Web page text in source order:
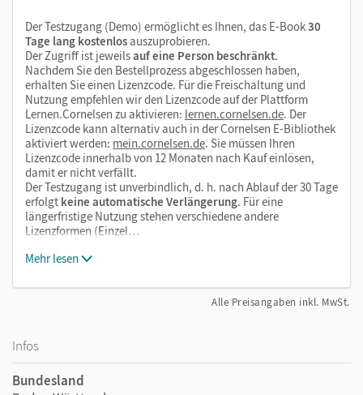
Der Testzugang (Demo) ermöglicht es Ihnen, das E-Book30
Tage lang kostenlosauszuprobieren.
Der Zugriff ist jeweilsauf eine Person beschränkt.
Nachdem Sie den Bestellprozess abgeschlossen haben,
erhalten Sie einen Lizenzcode. Für die Freischaltung und
Nutzung empfehlen wir den Lizenzcode auf der Plattform
Lernen.Cornelsen zu aktivieren: lernen.cornelsen.de. Der
Lizenzcode kann alternativ auch in der Cornelsen E-Bibliothek
aktiviert werden: mein.cornelsen.de. Sie müssen Ihren
Lizenzcode innerhalb von 12 Monaten nach Kauf einlösen,
damit er nicht verfällt.
Der Testzugang ist unverbindlich, d. h. nach Ablauf der 30 Tage
erfolgt keine automatische Verlängerung. Für eine
längerfristige Nutzung stehen verschiedene andere
Lizenzformen (Einzel…
Mehr lesen
Alle Preisangaben inkl. MwSt.
Infos
Bundesland